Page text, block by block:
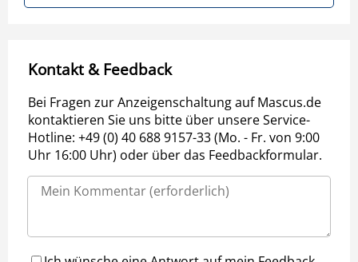
Kontakt & Feedback
Bei Fragen zur Anzeigenschaltung auf Mascus.de
kontaktieren Sie uns bitte über unsere Service-
Hotline: +49 (0) 40 688 9157-33 (Mo. - Fr. von 9:00
Uhr 16:00 Uhr) oder über das Feedbackformular.